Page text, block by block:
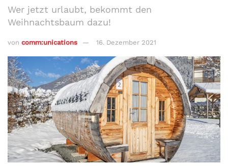
Wer jetzt urlaubt, bekommt den
Weihnachtsbaum dazu!
von comm:unications 16. Dezember 2021